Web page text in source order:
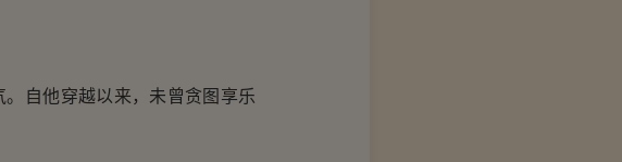
自他穿越以来，未曾贪图享乐